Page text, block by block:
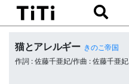
猫とアレルギー きのこ帝国
作詞 : 佐藤千亜妃/作曲 : 佐藤千亜妃